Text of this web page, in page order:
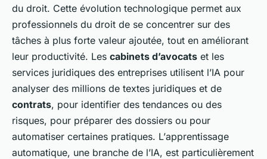
du droit. Cette évolution technologique permet aux
professionnels du droit de se concentrer sur des
tâches à plus forte valeur ajoutée, tout en améliorant
leur productivité. Les cabinets d’avocats et les
services juridiques des entreprises utilisent l’IA pour
analyser des millions de textes juridiques et de
contrats, pour identifier des tendances ou des
risques, pour préparer des dossiers ou pour
automatiser certaines pratiques. L’apprentissage
automatique, une branche de l’IA, est particulièrement